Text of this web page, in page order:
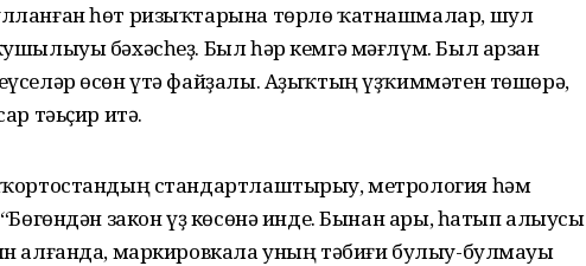
һөт ризыҡтарына төрлө ҡатнашмалар, шул
бәхәсһеҙ. Был һәр кемгә мәғлүм. Был арзан
өсөн үтә файҙалы. Аҙыҡтың үҙҡиммәтен төшөрә,
тәьҫир итә.
стандартлаштырыу, метрология һәм
закон үҙ көсөнә инде. Бынан ары, һатып алыусы
алғанда, маркировкала уның тәбиғи булыу-булмауы